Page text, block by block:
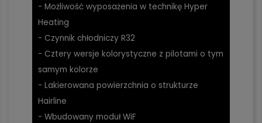
- Możliwość wyposażenia w technikę Hyper
Heating
- Czynnik chłodniczy R32
- Cztery wersje kolorystyczne z pilotami o tym
samym kolorze
- Lakierowana powierzchnia o strukturze
Hairline
- Wbudowany moduł WiF